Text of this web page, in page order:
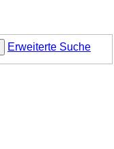
Erweiterte Suche